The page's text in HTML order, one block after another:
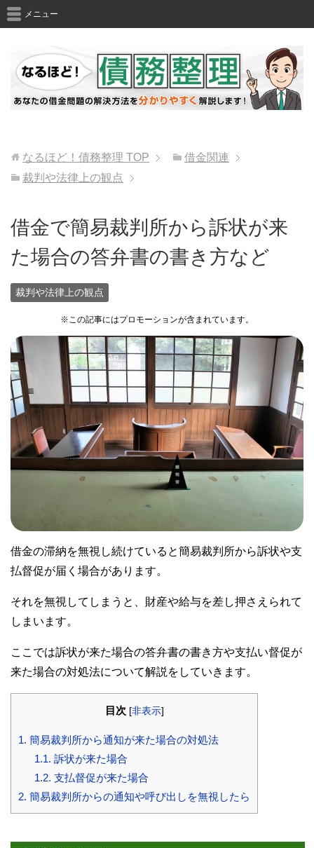
メニュー
なるほど！債務整理 TOP
借金関連
裁判や法律上の観点
借金で簡易裁判所から訴状が来
た場合の答弁書の書き方など
裁判や法律上の観点
※この記事にはプロモーションが含まれています。
借金の滞納を無視し続けていると簡易裁判所から訴状や支
払督促が届く場合があります。
それを無視してしまうと、財産や給与を差し押さえられて
しまいます。
ここでは訴状が来た場合の答弁書の書き方や支払い督促が
来た場合の対処法について解説をしていきます。
目次 [非表示]
1. 簡易裁判所から通知が来た場合の対処法
1.1. 訴状が来た場合
1.2. 支払督促が来た場合
2. 簡易裁判所からの通知や呼び出しを無視したら